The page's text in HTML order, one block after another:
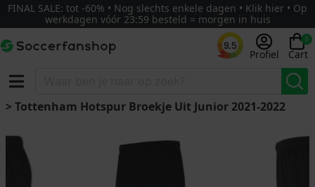
FINAL SALE: tot -60% • Nog slechts enkele dagen • Klik hier • Op
werkdagen vóór 23:59 besteld = morgen in huis
9.5
Profiel
0
Cart
> Tottenham Hotspur Broekje Uit Junior 2021-2022